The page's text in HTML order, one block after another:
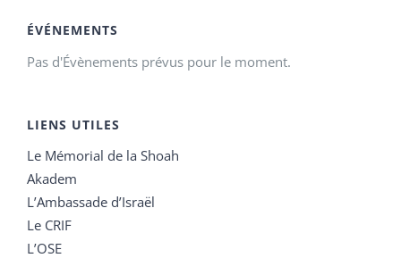
ÉVÉNEMENTS
Pas d'Évènements prévus pour le moment.
LIENS UTILES
Le Mémorial de la Shoah
Akadem
L’Ambassade d’Israël
Le CRIF
L’OSE